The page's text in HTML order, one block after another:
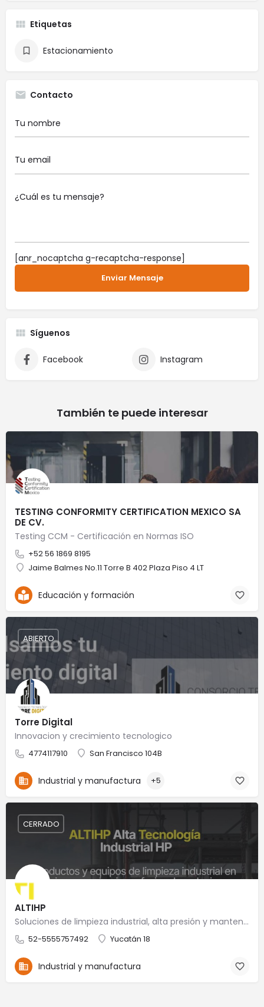
Etiquetas
Estacionamiento
Contacto
[anr_nocaptcha g-recaptcha-response]
Síguenos
Facebook Instagram
También te puede interesar
TESTING CONFORMITY CERTIFICATION MEXICO SA
DE CV.
Testing CCM - Certificación en Normas ISO
+52 56 1869 8195
Jaime Balmes No.11 Torre B 402 Plaza Piso 4 LT
Educación y formación
Torre Digital
Innovacion y crecimiento tecnologico
4774117910 San Francisco 104B
ABIERTO
Industrial y manufactura +5
ALTIHP
Soluciones de limpieza industrial, alta presión y mantenimiento especializado
52-5555757492 Yucatán 18
CERRADO
Industrial y manufactura